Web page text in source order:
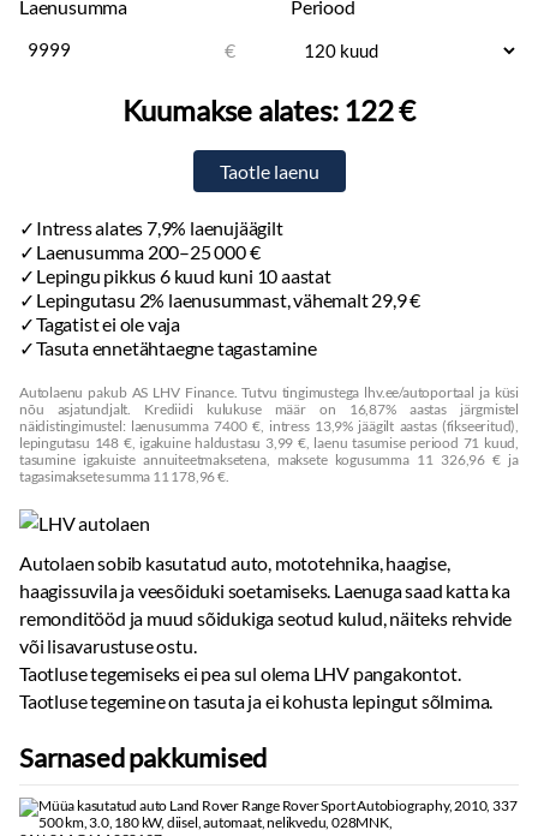
Kaasa talverehvid:
naastrehvid
Kaubakinnituse konksud
Reisiarvesti
Laenusumma
€
Periood
Kuumakse alates: 122 €
Intress alates 7,9% laenujäägilt
Laenusumma 200–25 000 €
Lepingu pikkus 6 kuud kuni 10 aastat
Lepingutasu 2% laenusummast, vähemalt 29,9 €
Tagatist ei ole vaja
Tasuta ennetähtaegne tagastamine
Autolaenu pakub AS LHV Finance. Tutvu tingimustega lhv.ee/autoportaal ja küsi
nõu asjatundjalt. Krediidi kulukuse määr on 16,87% aastas järgmistel
näidistingimustel: laenusumma 7400 €, intress 13,9% jäägilt aastas (fikseeritud),
lepingutasu 148 €, igakuine haldustasu 3,99 €, laenu tasumise periood 71 kuud,
tasumine igakuiste annuiteetmaksetena, maksete kogusumma 11 326,96 € ja
tagasimaksete summa 11 178,96 €.
Autolaen sobib kasutatud auto, mototehnika, haagise,
haagissuvila ja veesõiduki soetamiseks. Laenuga saad katta ka
remonditööd ja muud sõidukiga seotud kulud, näiteks rehvide
või lisavarustuse ostu.
Taotluse tegemiseks ei pea sul olema LHV pangakontot.
Taotluse tegemine on tasuta ja ei kohusta lepingut sõlmima.
Sarnased pakkumised